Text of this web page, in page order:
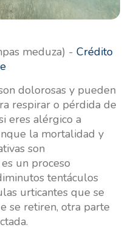
meduza) - Crédito
dolorosas y pueden
respirar o pérdida de
eres alérgico a
la mortalidad y
son
un proceso
tentáculos
urticantes que se
se retiren, otra parte